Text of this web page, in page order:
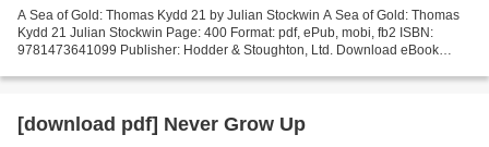
A Sea of Gold: Thomas Kydd 21 by Julian Stockwin A Sea of Gold: Thomas
Kydd 21 Julian Stockwin Page: 400 Format: pdf, ePub, mobi, fb2 ISBN:
9781473641099 Publisher: Hodder & Stoughton, Ltd. Download eBook
[download pdf] Never Grow Up